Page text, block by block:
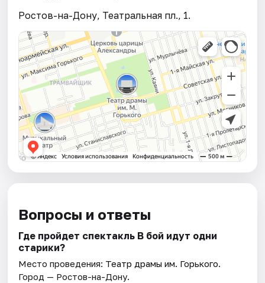
Ростов-на-Дону, Театральная пл., 1.
Вопросы и ответы
Где пройдет спектакль В бой идут одни
старики?
Место проведения: Театр драмы им. Горького.
Город — Ростов-на-Дону.